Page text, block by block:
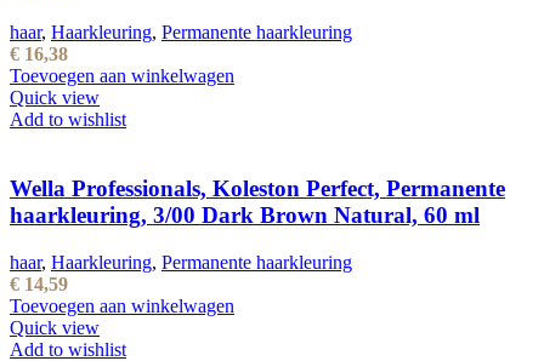
haar, Haarkleuring, Permanente haarkleuring
€ 16,38
Toevoegen aan winkelwagen
Quick view
Add to wishlist
Wella Professionals, Koleston Perfect, Permanente
haarkleuring, 3/00 Dark Brown Natural, 60 ml
haar, Haarkleuring, Permanente haarkleuring
€ 14,59
Toevoegen aan winkelwagen
Quick view
Add to wishlist